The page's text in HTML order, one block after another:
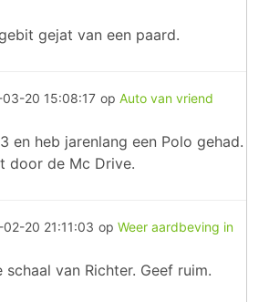
gejat van een paard.
03-20 15:08:17 op Auto van vriend
en heb jarenlang een Polo gehad.
door de Mc Drive.
20 21:11:03 op Weer aardbeving in
van Richter. Geef ruim.